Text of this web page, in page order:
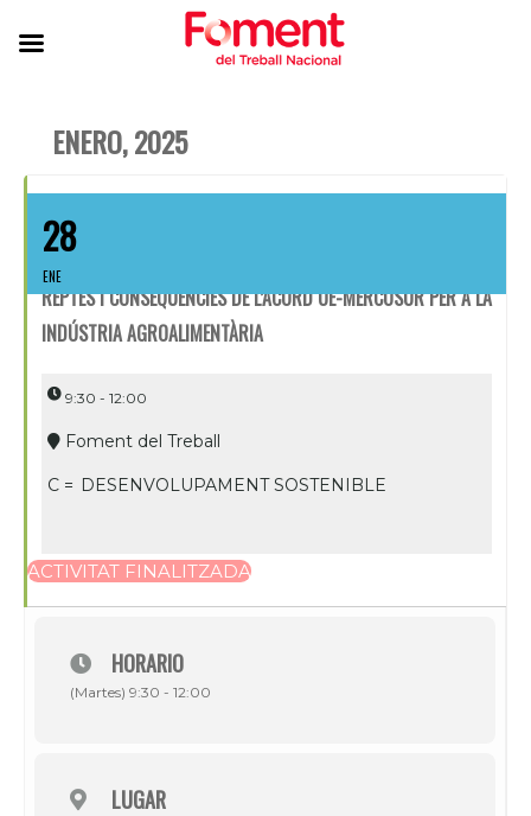
ENERO, 2025
28
ENE
REPTES I CONSEQÜÈNCIES DE L’ACORD UE-MERCOSUR PER A LA
INDÚSTRIA AGROALIMENTÀRIA
9:30 - 12:00
Foment del Treball
C = DESENVOLUPAMENT SOSTENIBLE
ACTIVITAT FINALITZADA
HORARIO
(Martes) 9:30 - 12:00
LUGAR